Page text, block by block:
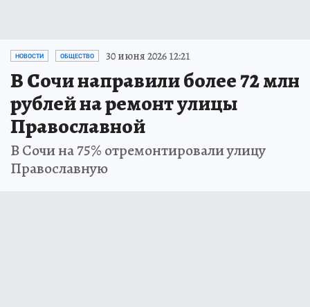
НОВОСТИ ОБЩЕСТВО 30 июня 2026 12:21
В Сочи направили более 72 млн
рублей на ремонт улицы
Православной
В Сочи на 75% отремонтировали улицу
Православную